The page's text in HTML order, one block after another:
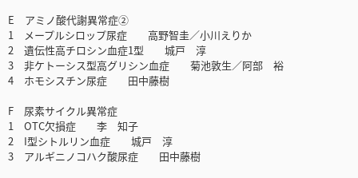
E アミノ酸代謝異常症②
1 メープルシロップ尿症 高野智圭／小川えりか
2 遺伝性高チロシン血症1型 城戸 淳
3 非ケトーシス型高グリシン血症 菊池敦生／阿部 裕
4 ホモシスチン尿症 田中藤樹
F 尿素サイクル異常症
1 OTC欠損症 李 知子
2 I型シトルリン血症 城戸 淳
3 アルギニノコハク酸尿症 田中藤樹